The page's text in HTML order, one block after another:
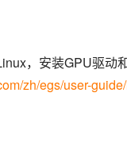
，安装GPU驱动
zh/egs/user-